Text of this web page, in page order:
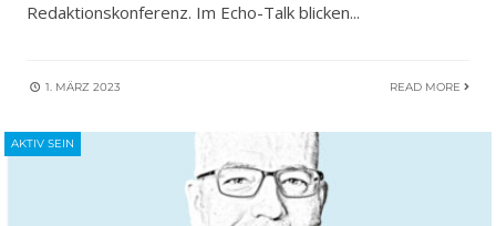
Redaktionskonferenz. Im Echo-Talk blicken...
1. MÄRZ 2023 READ MORE
AKTIV SEIN